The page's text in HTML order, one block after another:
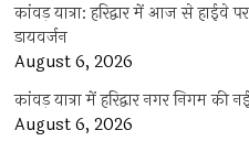
कांवड़ यात्रा: हरिद्वार में आज से हाईवे
डायवर्जन
August 6, 2026
कांवड़ यात्रा में हरिद्वार नगर निगम की
August 6, 2026